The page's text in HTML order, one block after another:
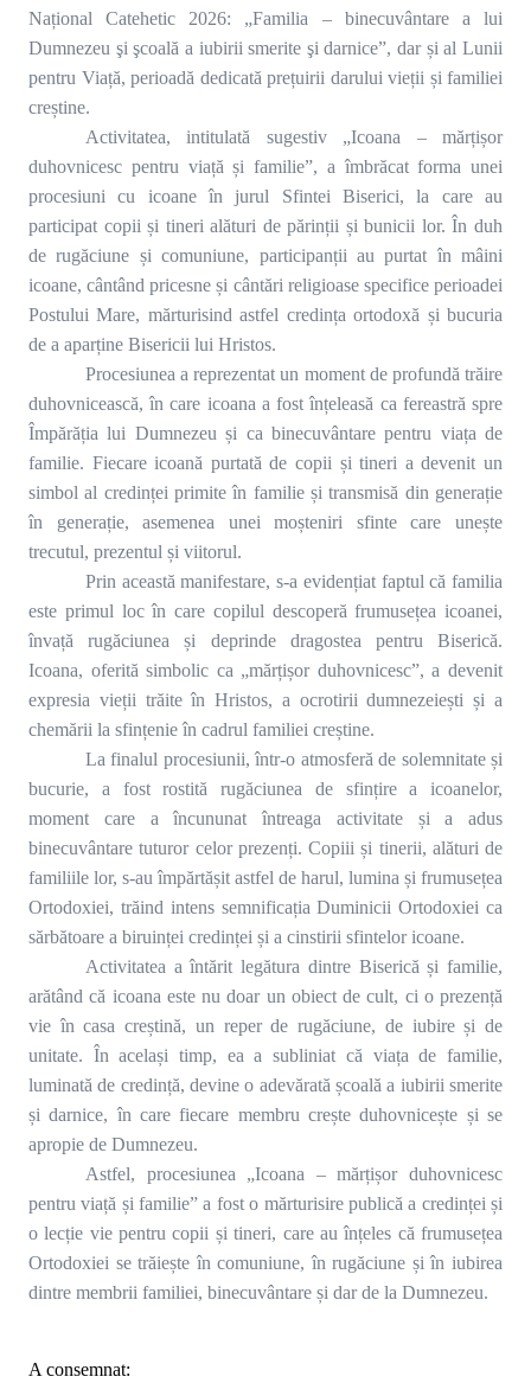
Național Catehetic 2026: „Familia – binecuvântare a lui
Dumnezeu şi şcoală a iubirii smerite şi darnice”, dar și al Lunii
pentru Viață, perioadă dedicată prețuirii darului vieții și familiei
creștine.
Activitatea, intitulată sugestiv „Icoana – mărțișor
duhovnicesc pentru viață și familie”, a îmbrăcat forma unei
procesiuni cu icoane în jurul Sfintei Biserici, la care au
participat copii și tineri alături de părinții și bunicii lor. În duh
de rugăciune și comuniune, participanții au purtat în mâini
icoane, cântând pricesne și cântări religioase specifice perioadei
Postului Mare, mărturisind astfel credința ortodoxă și bucuria
de a aparține Bisericii lui Hristos.
Procesiunea a reprezentat un moment de profundă trăire
duhovnicească, în care icoana a fost înțeleasă ca fereastră spre
Împărăția lui Dumnezeu și ca binecuvântare pentru viața de
familie. Fiecare icoană purtată de copii și tineri a devenit un
simbol al credinței primite în familie și transmisă din generație
în generație, asemenea unei moșteniri sfinte care unește
trecutul, prezentul și viitorul.
Prin această manifestare, s-a evidențiat faptul că familia
este primul loc în care copilul descoperă frumusețea icoanei,
învață rugăciunea și deprinde dragostea pentru Biserică.
Icoana, oferită simbolic ca „mărțișor duhovnicesc”, a devenit
expresia vieții trăite în Hristos, a ocrotirii dumnezeiești și a
chemării la sfințenie în cadrul familiei creștine.
La finalul procesiunii, într-o atmosferă de solemnitate și
bucurie, a fost rostită rugăciunea de sfințire a icoanelor,
moment care a încununat întreaga activitate și a adus
binecuvântare tuturor celor prezenți. Copiii și tinerii, alături de
familiile lor, s-au împărtășit astfel de harul, lumina și frumusețea
Ortodoxiei, trăind intens semnificația Duminicii Ortodoxiei ca
sărbătoare a biruinței credinței și a cinstirii sfintelor icoane.
Activitatea a întărit legătura dintre Biserică și familie,
arătând că icoana este nu doar un obiect de cult, ci o prezență
vie în casa creștină, un reper de rugăciune, de iubire și de
unitate. În același timp, ea a subliniat că viața de familie,
luminată de credință, devine o adevărată școală a iubirii smerite
și darnice, în care fiecare membru crește duhovnicește și se
apropie de Dumnezeu.
Astfel, procesiunea „Icoana – mărțișor duhovnicesc
pentru viață și familie” a fost o mărturisire publică a credinței și
o lecție vie pentru copii și tineri, care au înțeles că frumusețea
Ortodoxiei se trăiește în comuniune, în rugăciune și în iubirea
dintre membrii familiei, binecuvântare și dar de la Dumnezeu.
A consemnat: